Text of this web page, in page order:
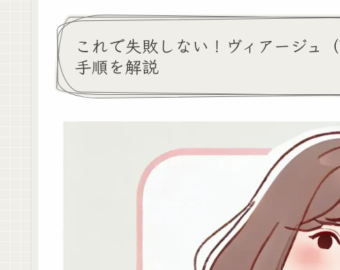
これで失敗しない！ヴィアージュ
手順を解説